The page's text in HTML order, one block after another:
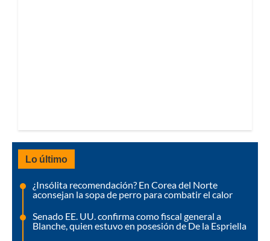
Lo último
¿Insólita recomendación? En Corea del Norte
aconsejan la sopa de perro para combatir el calor
Senado EE. UU. confirma como fiscal general a
Blanche, quien estuvo en posesión de De la Espriella